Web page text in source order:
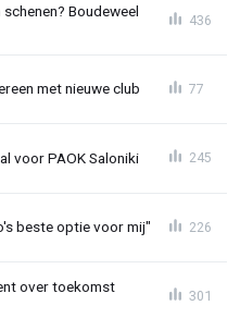
Boudeweel
436
met nieuwe club 77
voor PAOK Saloniki 245
beste optie voor mij" 226
over toekomst
301